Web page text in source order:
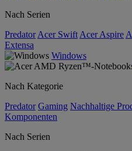
Nach Serien
Predator Acer Swift Acer Aspire
Extensa
Windows
Nach Kategorie
Predator Gaming Nachhaltige
Komponenten
Nach Serien